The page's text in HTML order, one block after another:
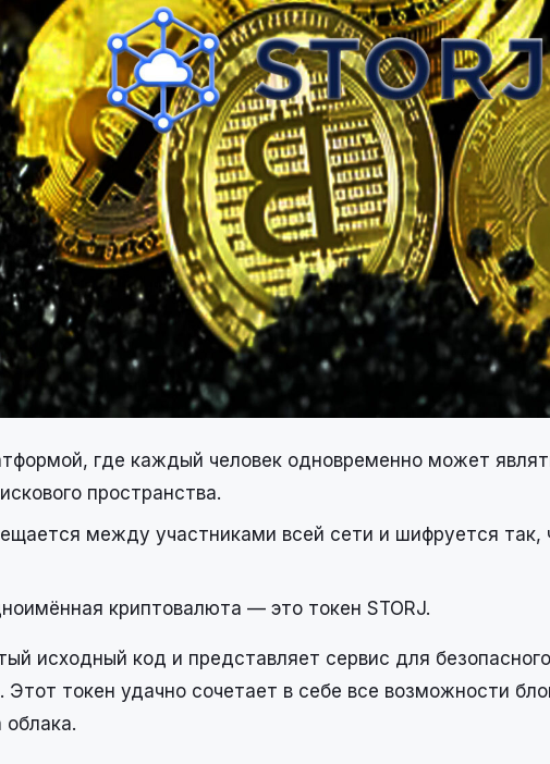
где каждый человек одновременно может
пространства.
между участниками всей сети и шифруется так,
криптовалюта — это токен STORJ.
исходный код и представляет сервис для
токен удачно сочетает в себе все возможности